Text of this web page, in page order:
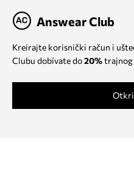
Answear Club
Kreirajte korisnički račun i
Clubu dobivate do20%trajnog